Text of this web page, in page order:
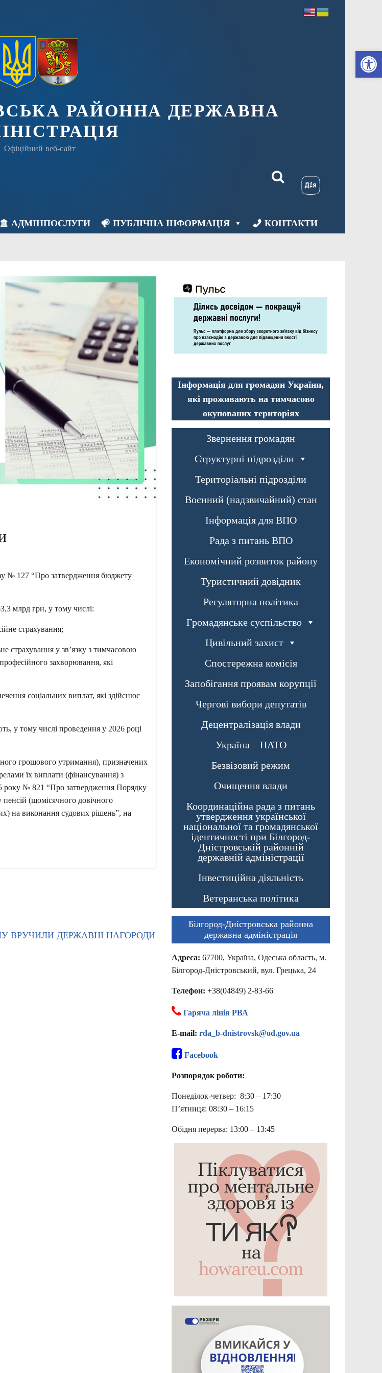
РАЙОННА ДЕРЖАВНА
Офіційний веб-сайт
АДМІНПОСЛУГИ ПУБЛІЧНА ІНФОРМАЦІЯ КОНТАКТИ
№ 127 “Про затвердження бюджету
млрд грн, у тому числі:
страхування;
страхування у зв’язку з тимчасовою
захворювання, які
соціальних виплат, які здійснює
у тому числі проведення у 2026 році
грошового утримання), призначених
їх виплати (фінансування) з
року № 821 “Про затвердження Порядку
(щомісячного довічного
на виконання судових рішень”, на
ВРУЧИЛИ ДЕРЖАВНІ НАГОРОДИ
Інформація для громадян України,
які проживають на тимчасово
окупованих територіях
Звернення громадян
Структурні підрозділи
Територіальні підрозділи
Воєнний (надзвичайний) стан
Інформація для ВПО
Рада з питань ВПО
Економічний розвиток району
Туристичний довідник
Регуляторна політика
Громадянське суспільство
Цивільний захист
Спостережна комісія
Запобігання проявам корупції
Чергові вибори депутатів
Децентралізація влади
Україна – НАТО
Безвізовий режим
Очищення влади
Координаційна рада з питань
утвердження української
національної та громадянської
ідентичності при Білгород-
Дністровській районній
державній адміністрації
Інвестиційна діяльність
Ветеранська політика
Білгород-Дністровська районна
державна адміністрація
Адреса: 67700, Україна, Одеська область, м.
Білгород-Дністровський, вул. Грецька, 24
Телефон: +38(04849) 2-83-66
Гаряча лінія РВА
E-mail: rda_b-dnistrovsk@od.gov.ua
Facebook
Розпорядок роботи:
Понеділок-четвер: 8:30 – 17:30
П’ятниця: 08:30 – 16:15
Обідня перерва: 13:00 – 13:45